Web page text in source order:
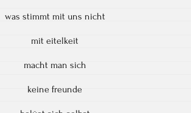
was stimmt mit uns nicht
mit eitelkeit
macht man sich
keine freunde